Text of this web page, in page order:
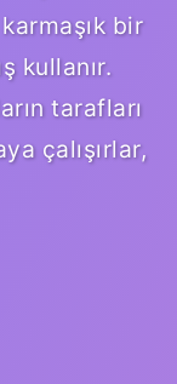
bir
kullanır.
tarafları
çalışırlar,